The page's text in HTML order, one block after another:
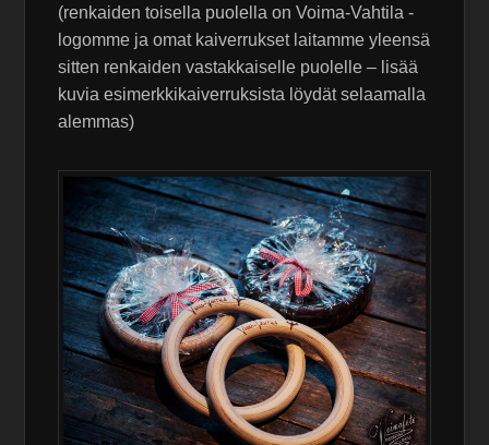
(renkaiden toisella puolella on Voima-Vahtila -
logomme ja omat kaiverrukset laitamme yleensä
sitten renkaiden vastakkaiselle puolelle – lisää
kuvia esimerkkikaiverruksista löydät selaamalla
alemmas)